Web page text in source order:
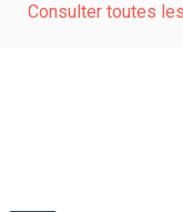
Consulter toutes